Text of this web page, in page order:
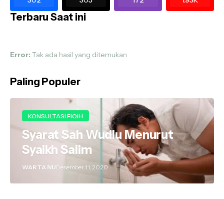
Terbaru Saat ini
Error: Tak ada hasil yang ditemukan
Paling Populer
KONSULTASI FIQIH
Syarat Sah Wudlu Menurut
Syaikh Salim
WARTA NUDesember 11, 2020